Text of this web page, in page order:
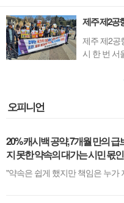
고, 4월 말
크’가 새
럼 최근 잇
는 가운데,
제주 제2공
시 한 번 서
울 청와대
오피니언
20% 캐시백 공약, 7개월 만의
지 못한 약속의 대가는 시민 몫